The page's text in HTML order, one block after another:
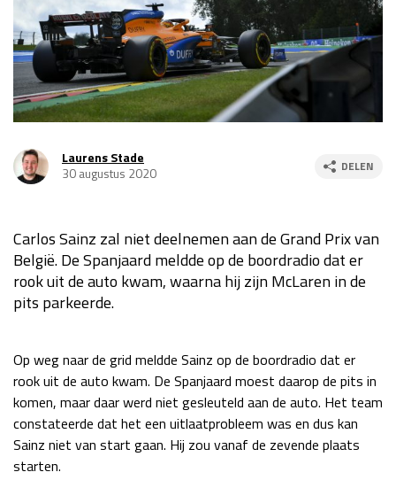
Race
za 13:00 - 15:00
GP VERENIGDE STATEN 2026
Kwalificatie
za 23:00 - 00:00
GP MEXICO 2026
Kwalificatie
za 22:00 - 23:00
Race
zo 21:00 - 23:00
GP SÃO PAULO 2026
Kwalificatie
za 19:00 - 20:00
Race
zo 18:00 - 20:00
LAS VEGAS GRAND PRIX 2026 20 - 22 nov
Kwalificatie
za 05:00 - 06:00
GP ABU DHABI 2026 04 - 06 dec
Laurens Stade
30 augustus 2020
DELEN
Carlos Sainz zal niet deelnemen aan de Grand Prix van
België. De Spanjaard meldde op de boordradio dat er
rook uit de auto kwam, waarna hij zijn McLaren in de
pits parkeerde.
Op weg naar de grid meldde Sainz op de boordradio dat er
rook uit de auto kwam. De Spanjaard moest daarop de pits in
komen, maar daar werd niet gesleuteld aan de auto. Het team
constateerde dat het een uitlaatprobleem was en dus kan
Sainz niet van start gaan. Hij zou vanaf de zevende plaats
starten.